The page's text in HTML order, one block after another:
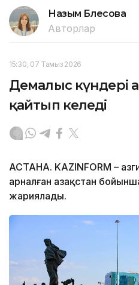
Назым Бөлесова
Авторлар
15:30, 07 Тамыз 2026
Демалыс күндері
қайтып келеді
АСТАНА. KAZINFORM –
арналған Қазақстан
жариялады.